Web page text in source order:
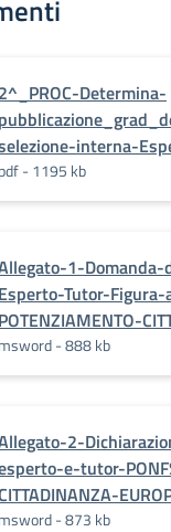
Determina-
interna-
- 1195 kb
1-
Tutor-Figura-
- 888 kb
2-
e-tutor-
- 873 kb